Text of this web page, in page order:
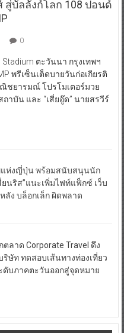
สู่บัลลังก์โลก 108 ปอนด์
0
ตะวันนา กรุงเทพฯ
พรีเซ็นเต็ดบายวันก่อเกียรติ
ณิชยารมณ์ โปรโมเตอร์มวย
ถาบัน และ “เสี่ยอู๊ด” นายสรวีร์
แห่งญี่ปุ่น พร้อมสนับสนุนนัก
ยนริส”แนะเพิ่มไฟท์แฟ็กซ์ เว็บ
ลัง บล็อกเล็ก ผิดพลาด
ลาด Corporate Travel ดึง
ริษัท ทดสอบเส้นทางท่องเที่ยว
ดับภาคตะวันออกสู่จุดหมาย